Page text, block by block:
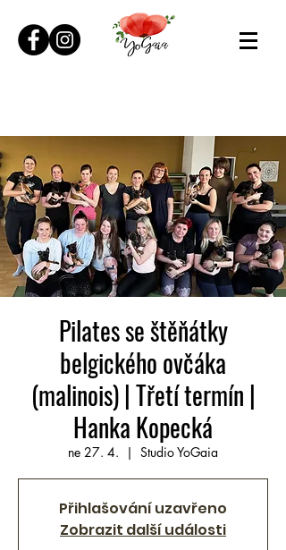
Pilates se štěňátky
belgického ovčáka
(malinois) | Třetí termín |
Hanka Kopecká
ne 27. 4.
  |
Studio YoGaia
Přihlašování uzavřeno
Zobrazit další události